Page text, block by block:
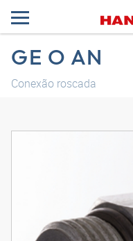
GE O AN
Conexão roscada